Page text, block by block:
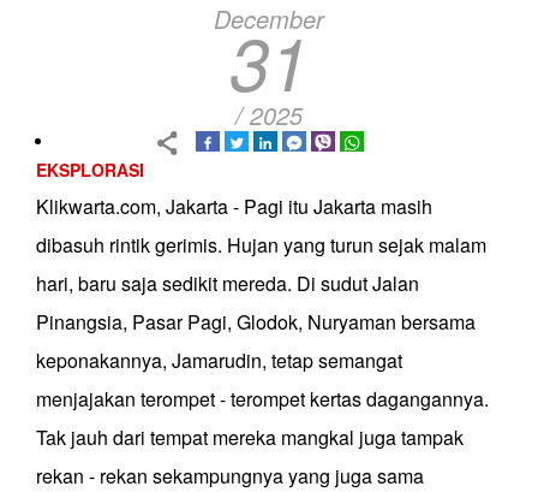
December
31
/ 2025
EKSPLORASI
Klikwarta.com, Jakarta - Pagi itu Jakarta masih
dibasuh rintik gerimis. Hujan yang turun sejak malam
hari, baru saja sedikit mereda. Di sudut Jalan
Pinangsia, Pasar Pagi, Glodok, Nuryaman bersama
keponakannya, Jamarudin, tetap semangat
menjajakan terompet - terompet kertas dagangannya.
Tak jauh dari tempat mereka mangkal juga tampak
rekan - rekan sekampungnya yang juga sama